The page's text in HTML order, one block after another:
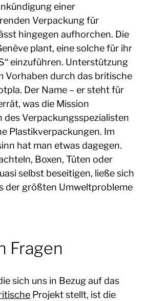
einer
Verpackung für
hingegen aufhorchen. Die
plant, eine solche für ihr
einzuführen. Unterstützung
Vorhaben durch das britische
Der Name – er steht für
was die Mission
des Verpackungsspezialisten
Plastikverpackungen. Im
hat man etwas dagegen.
Boxen, Tüten oder
selbst beseitigen, ließe sich
der größten Umweltprobleme
Fragen
sich uns in Bezug auf das
Projekt stellt, ist die